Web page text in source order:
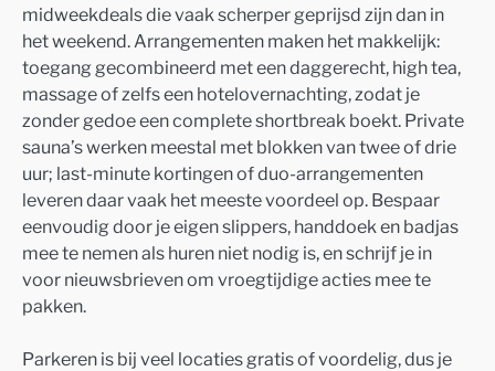
midweekdeals die vaak scherper geprijsd zijn dan in
het weekend. Arrangementen maken het makkelijk:
toegang gecombineerd met een daggerecht, high tea,
massage of zelfs een hotelovernachting, zodat je
zonder gedoe een complete shortbreak boekt. Private
sauna’s werken meestal met blokken van twee of drie
uur; last-minute kortingen of duo-arrangementen
leveren daar vaak het meeste voordeel op. Bespaar
eenvoudig door je eigen slippers, handdoek en badjas
mee te nemen als huren niet nodig is, en schrijf je in
voor nieuwsbrieven om vroegtijdige acties mee te
pakken.
Parkeren is bij veel locaties gratis of voordelig, dus je